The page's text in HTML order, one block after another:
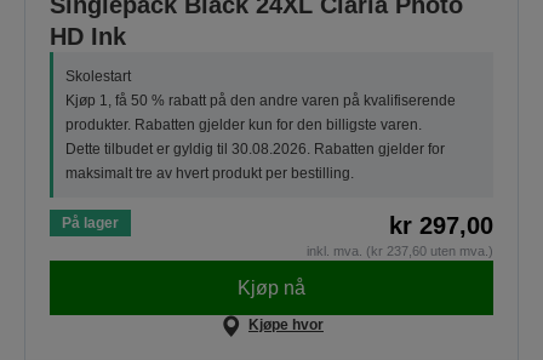
HD Ink
Skolestart
Kjøp 1, få 50 % rabatt på den andre varen på kvalifiserende
produkter. Rabatten gjelder kun for den billigste varen.
Dette tilbudet er gyldig til 30.08.2026. Rabatten gjelder for
maksimalt tre av hvert produkt per bestilling.
På lager kr 297,00
inkl. mva. (kr 237,60 uten mva.)
Kjøp nå
Kjøpe hvor